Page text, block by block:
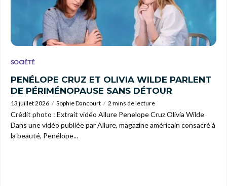
SOCIÉTÉ
PENÉLOPE CRUZ ET OLIVIA WILDE PARLENT
DE PÉRIMÉNOPAUSE SANS DÉTOUR
13 juillet 2026 Sophie Dancourt 2 mins de lecture
Crédit photo : Extrait vidéo Allure Penelope Cruz Olivia Wilde
Dans une vidéo publiée par Allure, magazine américain consacré à
la beauté, Penélope...